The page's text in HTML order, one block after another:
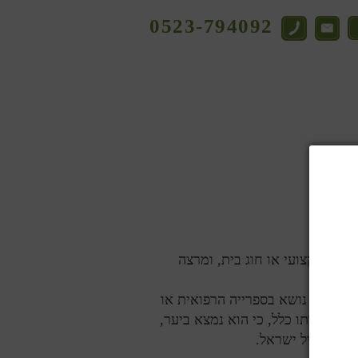
0523-794092
צרו קשר
מקצועי או חוג בית, ומרצה
חוקר נושא בספרייה הרפואית או
לראותו כלל, כי הוא נמצא ביער,
שביל ישראל.